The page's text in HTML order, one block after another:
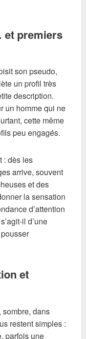
premiers
son pseudo,
un profil très
description.
un homme qui ne
cette même
peu engagés.
: dès les
arrive, souvent
et des
la sensation
d’attention
il d’une
et
dans
restent simples :
parfois une